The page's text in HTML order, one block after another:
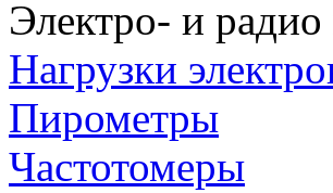
Электро- и
Нагрузки
Пирометры
Частотомеры